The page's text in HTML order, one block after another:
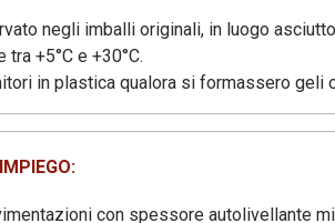
negli imballi originali, in luogo
+5°C e +30°C.
in plastica qualora si formassero geli
con spessore autolivellante